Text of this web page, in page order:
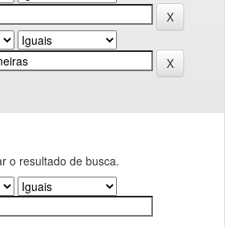
o resultado de busca.